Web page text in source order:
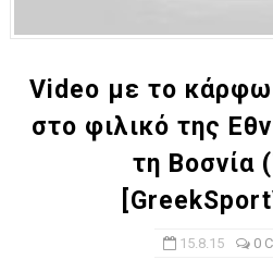
Ο δρόμος για τον 29ο τελικό
U21: Τεράστια πρόκριση για
Γ΄ανδρών play offs : "Σκληρό"
Video με το
στο φιλικό της
τη Βοσνία
15.8.15 0